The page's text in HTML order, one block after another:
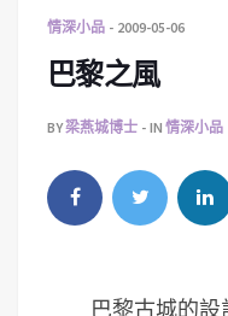
情深小品 2009-05-06
巴黎之風
BY梁燕城博士 IN 情深小品
巴黎古城的設